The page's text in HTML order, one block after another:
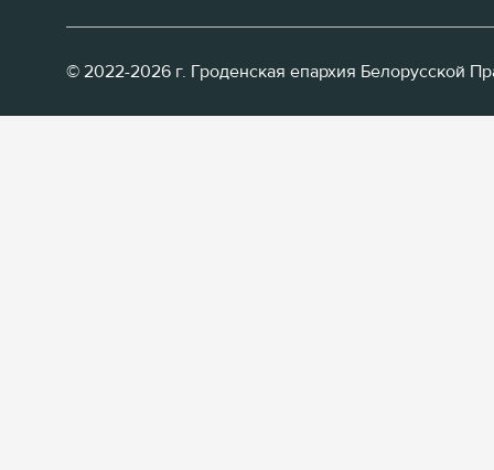
© 2022-2026 г. Гроденская епархия Белорусской